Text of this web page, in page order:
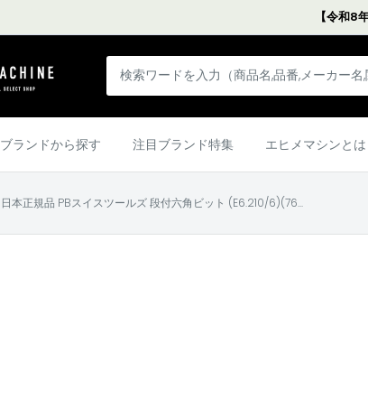
【令和8
ブランドから探す 注目ブランド特集 エヒメマシンとは
日本正規品 PBスイスツールズ 段付六角ビット (E6.210/6)(76...